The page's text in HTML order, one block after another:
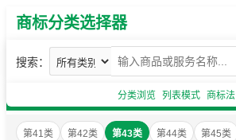
商标分类选择器
搜索：
分类浏览 列表模式 商标法
第41类 第42类 第43类 第44类 第45类